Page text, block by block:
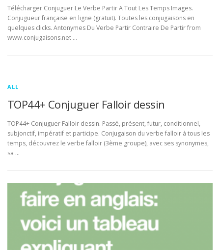
Télécharger Conjuguer Le Verbe Partir A Tout Les Temps Images.
Conjugueur française en ligne (gratuit). Toutes les conjugaisons en
quelques clicks. Antonymes Du Verbe Partir Contraire De Partir from
www.conjugaisons.net …
ALL
TOP44+ Conjuguer Falloir dessin
TOP44+ Conjuguer Falloir dessin. Passé, présent, futur, conditionnel,
subjonctif, impératif et participe. Conjugaison du verbe falloir à tous les
temps, découvrez le verbe falloir (3ème groupe), avec ses synonymes,
sa …